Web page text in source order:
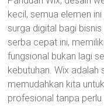
kecil, semua elemen
surga digital bagi
serba cepat ini,
fungsional bukan lagi
kebutuhan. Wix
memudahkan kita
profesional tanpa